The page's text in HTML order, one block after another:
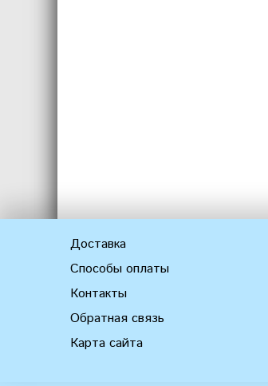
Доставка
Способы оплаты
Контакты
Обратная связь
Карта сайта